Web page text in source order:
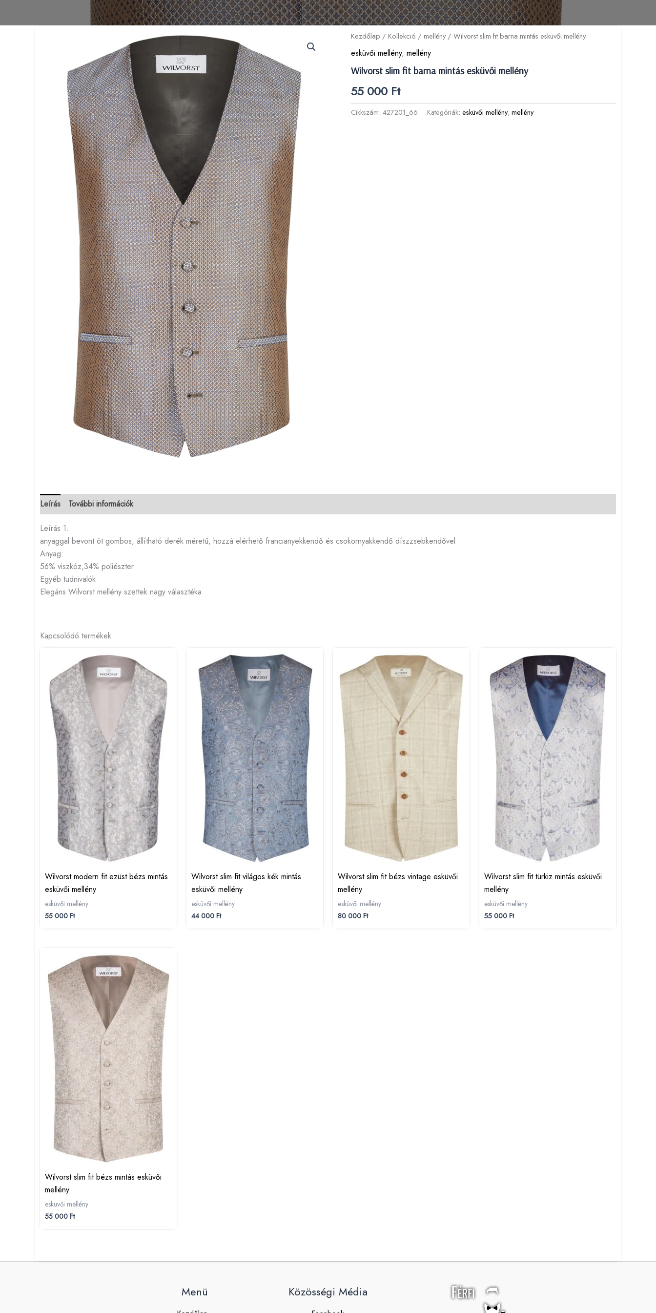
Kezdőlap /Kollekció /mellény/ Wilvorst slim fit barna mintás esküvői mellény
esküvői mellény,mellény
Wilvorst slim fit barna mintás esküvői mellény
55 000 Ft
Cikkszám:427201_66 Kategóriák:esküvői mellény,mellény
Leírás További információk
Leírás 1.
anyaggal bevont öt gombos, állítható derék méretű, hozzá elérhető francianyekkendő és csokornyakkendő díszzsebkendővel
Anyag:
56% viszkóz,34% poliészter
Egyéb tudnivalók
Elegáns Wilvorst mellény szettek nagy választéka
Kapcsolódó termékek
Wilvorst modern fit ezüst bézs mintás
esküvői mellény
esküvői mellény
55 000 Ft
Wilvorst slim fit világos kék mintás
esküvői mellény
esküvői mellény
44 000 Ft
Wilvorst slim fit bézs vintage esküvői
mellény
esküvői mellény
80 000 Ft
Wilvorst slim fit türkiz mintás esküvői
mellény
esküvői mellény
55 000 Ft
Wilvorst slim fit bézs mintás esküvői
mellény
esküvői mellény
55 000 Ft
Menü Közösségi Média